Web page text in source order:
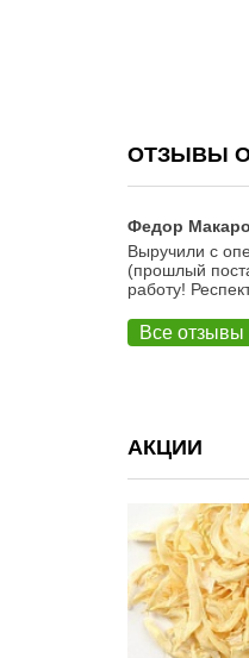
ОТЗЫВЫ
Федор
Выручили с
(прошлый
работу!
Все отзывы
АКЦИИ